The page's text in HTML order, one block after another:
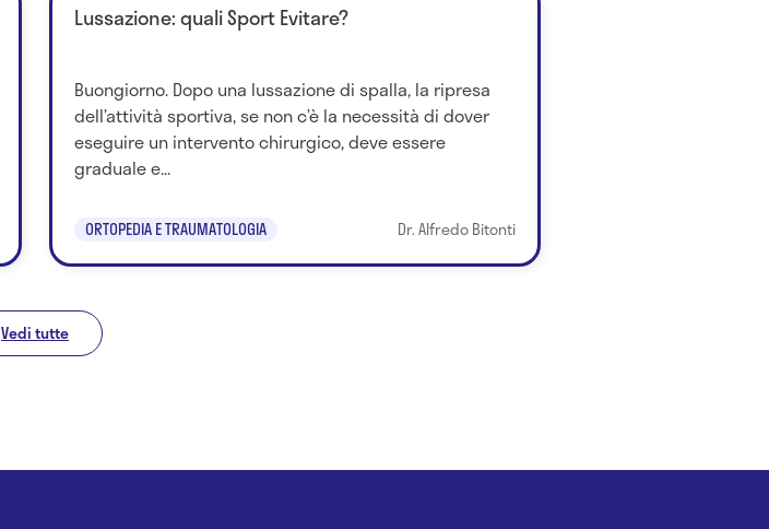
Lussazione: quali Sport Evitare?
Buongiorno. Dopo una lussazione di spalla, la ripresa
dell’attività sportiva, se non c’è la necessità di dover
eseguire un intervento chirurgico, deve essere
graduale e...
ORTOPEDIA E TRAUMATOLOGIA Dr. Alfredo Bitonti
Vedi tutte